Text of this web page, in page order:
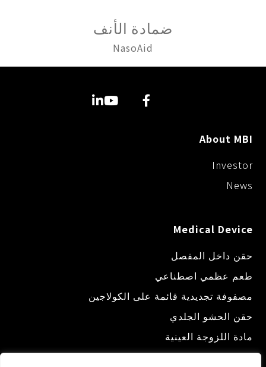
ضمادة الأنف
NasoAid
About MBI
Investor
News
Medical Device
حقن داخل المفصل
طعم عظمي اصطناعي
مصفوفة تجديدية قائمة على الكولاجين
حقن الحشو الجلدي
مادة اللزوجة العينية